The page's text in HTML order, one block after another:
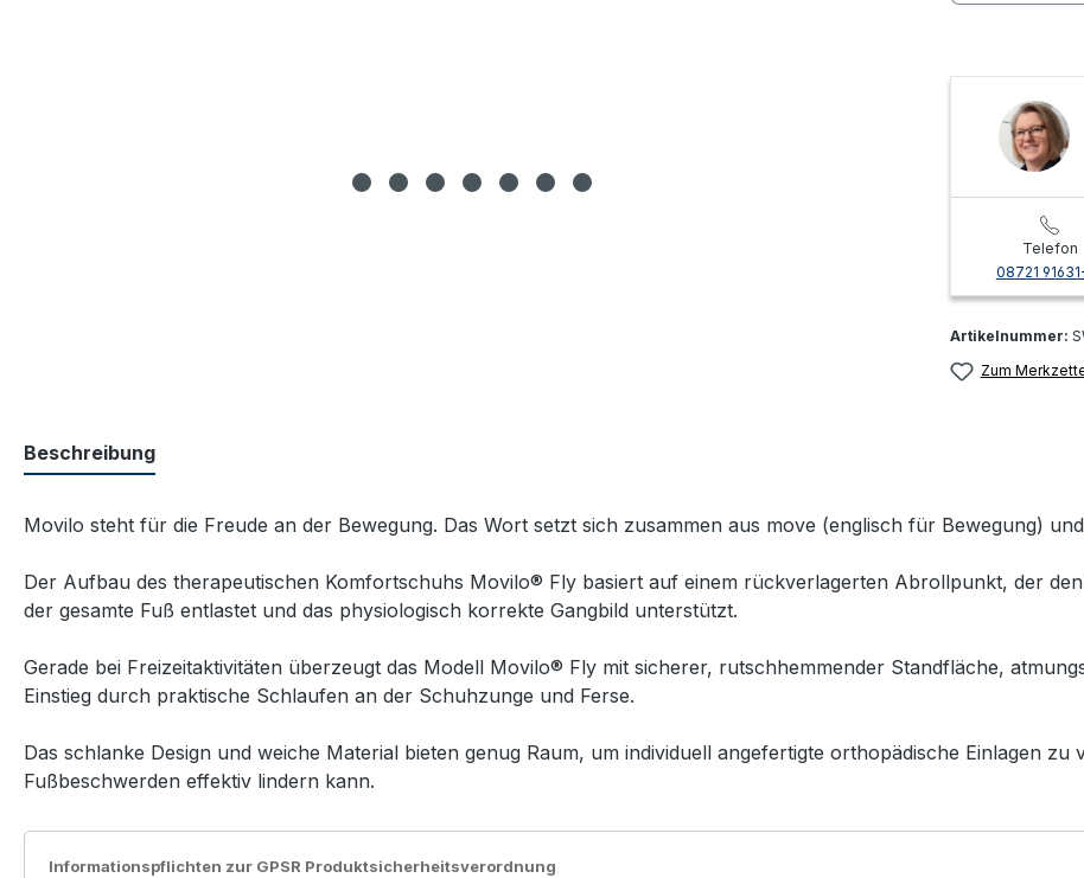
Telefon
08721
Artikelnummer:
Zum
Beschreibung
Movilo steht für die Freude an der Bewegung. Das Wort setzt sich zusammen aus move (englisch für Bewegung)
Der Aufbau des therapeutischen Komfortschuhs Movilo® Fly basiert auf einem rückverlagerten Abrollpunkt, der
der gesamte Fuß entlastet und das physiologisch korrekte Gangbild unterstützt.
Gerade bei Freizeitaktivitäten überzeugt das Modell Movilo® Fly mit sicherer, rutschhemmender Standfläche,
Einstieg durch praktische Schlaufen an der Schuhzunge und Ferse.
Das schlanke Design und weiche Material bieten genug Raum, um individuell angefertigte orthopädische Einlagen
Fußbeschwerden effektiv lindern kann.
Informationspflichten zur GPSR Produktsicherheitsverordnung